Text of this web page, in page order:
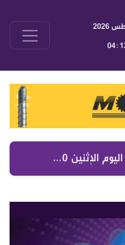
أسرار الصحف اللبنانية اليوم الإثنين 10 آب 2026 خريطة الضم والجيش والكهرباء